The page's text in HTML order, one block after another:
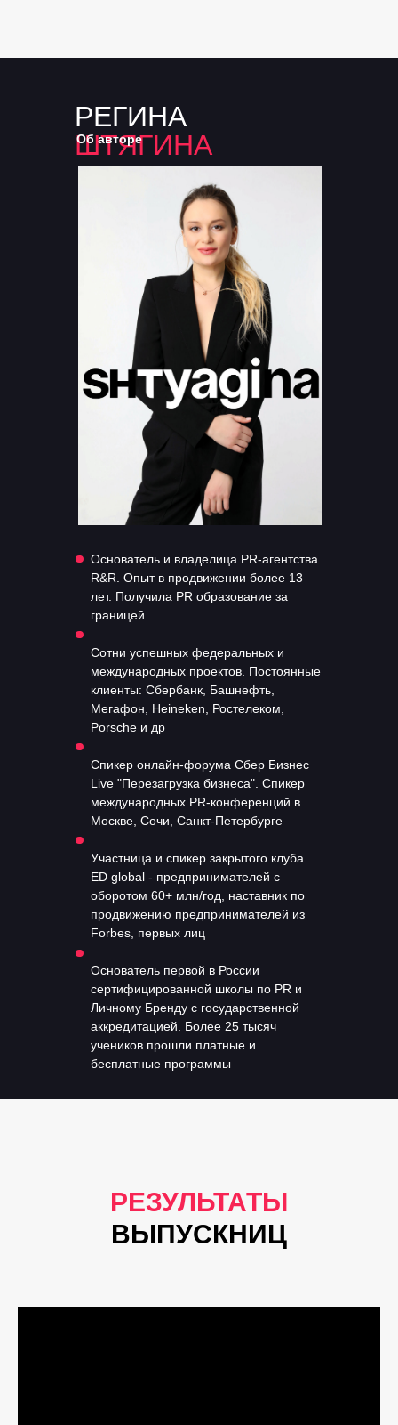
РЕГИНА
ШТЯГИНА
Об авторе
Основатель и владелица PR-агентства
R&R. Опыт в продвижении более 13
лет. Получила PR образование за
границей
Сотни успешных федеральных и
международных проектов. Постоянные
клиенты: Сбербанк, Башнефть,
Мегафон, Heineken, Ростелеком,
Porsche и др
Спикер онлайн-форума Сбер Бизнес
Live "Перезагрузка бизнеса". Спикер
международных PR-конференций в
Москве, Сочи, Санкт-Петербурге
Участница и спикер закрытого клуба
ED global - предпринимателей с
оборотом 60+ млн/год, наставник по
продвижению предпринимателей из
Forbes, первых лиц
Основатель первой в России
сертифицированной школы по PR и
Личному Бренду с государственной
аккредитацией. Более 25 тысяч
учеников прошли платные и
бесплатные программы
РЕЗУЛЬТАТЫ
ВЫПУСКНИЦ